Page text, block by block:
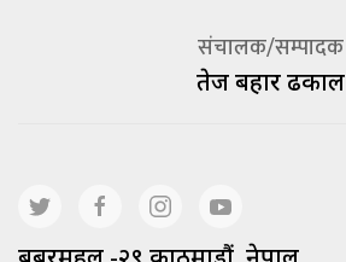
संचालक/सम्पादक
तेज बहादूर ढकाल